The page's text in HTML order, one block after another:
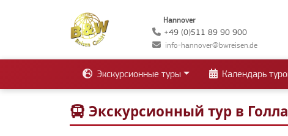
Hannover
+49 (0)511 89 90 900
info-hannover@bwreisen.de
Экскурсионные туры Календарь
Экскурсионный тур в